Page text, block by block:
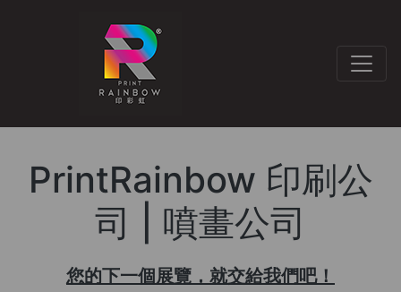
PrintRainbow 印刷公
司 | 噴畫公司
您的下一個展覽，就交給我們吧！